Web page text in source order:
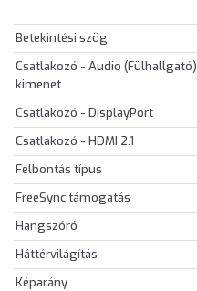
Betekintési szög
Csatlakozó - Audio (Fülhallgató)
kimenet
Csatlakozó - DisplayPort
Csatlakozó - HDMI 2.1
Felbontás típus
FreeSync támogatás
Hangszóró
Háttérvilágítás
Képarány